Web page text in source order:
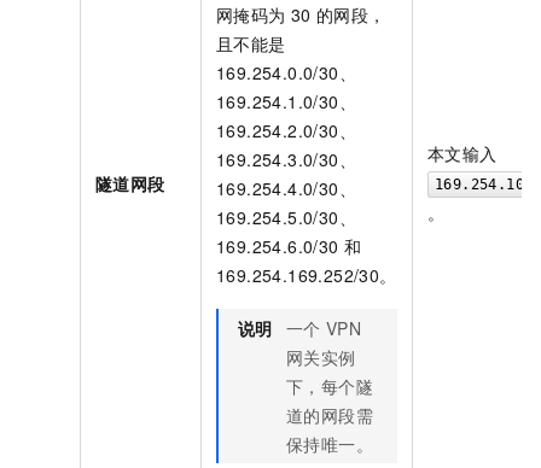
隧道网段
网掩码为 30 的网段，
且不能是
169.254.0.0/30、
169.254.1.0/30、
169.254.2.0/30、
169.254.3.0/30、
169.254.4.0/30、
169.254.5.0/30、
169.254.6.0/30 和
169.254.169.252/30。
说明 一个 VPN
网关实例
下，每个隧
道的网段需
保持唯一。
本文输入
。